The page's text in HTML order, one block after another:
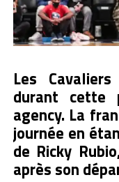
Les
durant cette
agency. La
journée en
de Ricky
après son